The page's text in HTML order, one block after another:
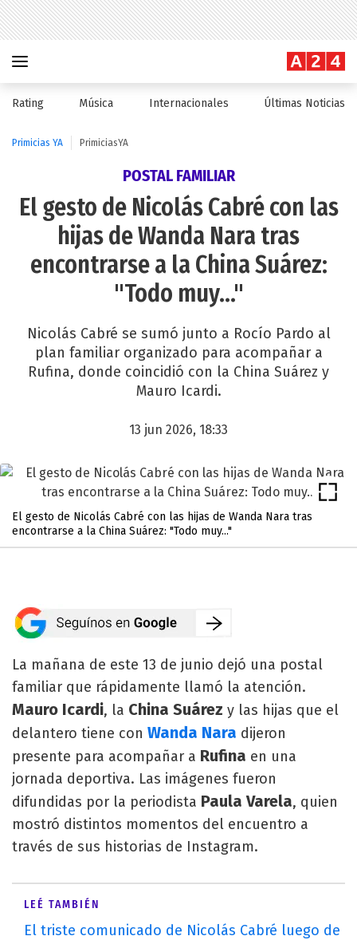
Rating Música Internacionales Últimas Noticias
Primicias YA PrimiciasYA
POSTAL FAMILIAR
El gesto de Nicolás Cabré con las
hijas de Wanda Nara tras
encontrarse a la China Suárez:
"Todo muy..."
Nicolás Cabré se sumó junto a Rocío Pardo al
plan familiar organizado para acompañar a
Rufina, donde coincidió con la China Suárez y
Mauro Icardi.
13 jun 2026, 18:33
El gesto de Nicolás Cabré con las hijas de Wanda Nara tras
encontrarse a la China Suárez: "Todo muy..."
La mañana de este 13 de junio dejó una postal
familiar que rápidamente llamó la atención.
Mauro Icardi, la China Suárez y las hijas que el
delantero tiene con Wanda Nara dijeron
presente para acompañar a Rufina en una
jornada deportiva. Las imágenes fueron
difundidas por la periodista Paula Varela, quien
mostró distintos momentos del encuentro a
través de sus historias de Instagram.
LEÉ TAMBIÉN
El triste comunicado de Nicolás Cabré luego de